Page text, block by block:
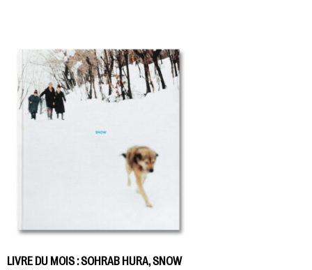
LIVRE DU MOIS : SOHRAB HURA, SNOW